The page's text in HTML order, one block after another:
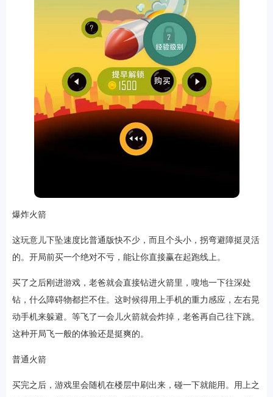
爆炸火箭
这玩意儿下坠速度比普通版快不少，而且个头小，拐弯避障挺灵活
的。开局前买一个绝对不亏，能让你直接赢在起跑线上。
买了之后刚进游戏，老爸就会直接钻进火箭里，嗖地一下往深处
钻，什么障碍物都拦不住。这时候得用上手机的重力感应，左右晃
动手机来躲避。等飞了一会儿火箭就会炸掉，老爸再自己往下跳。
这种开局飞一般的体验还是挺爽的。
普通火箭
买完之后，游戏里会随机在楼层中刷出来，碰一下就能用。用上之